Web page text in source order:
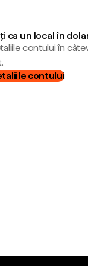
ca un local în
contului în
contului